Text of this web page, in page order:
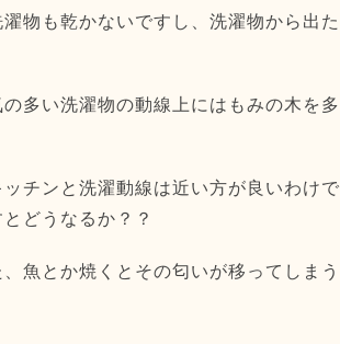
物も乾かないですし、洗濯物から出た
多い洗濯物の動線上にはもみの木を多
チンと洗濯動線は近い方が良いわけで
どうなるか？？
魚とか焼くとその匂いが移ってしまう